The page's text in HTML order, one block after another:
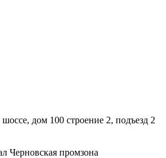
дом 100 строение 2, подъезд 2
Черновская промзона